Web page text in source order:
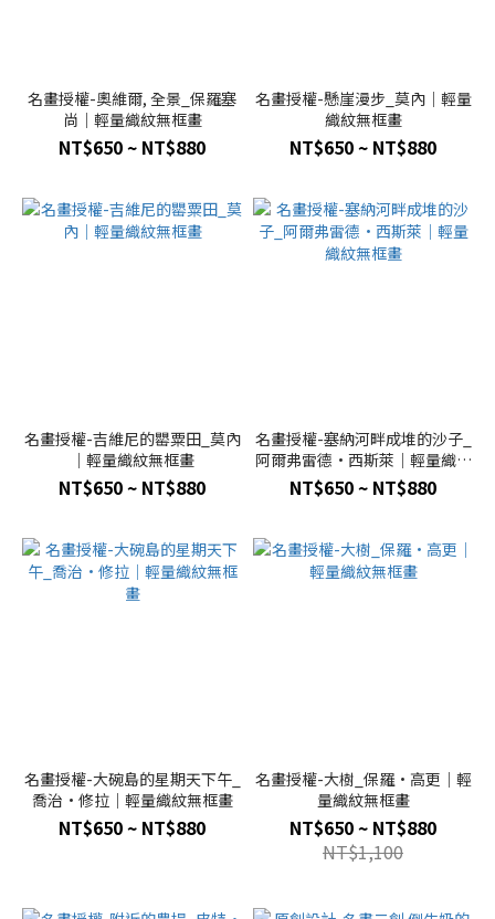
名畫授權-奧維爾, 全景_保羅塞
尚｜輕量織紋無框畫
NT$650 ~ NT$880
名畫授權-懸崖漫步_莫內｜輕量
織紋無框畫
NT$650 ~ NT$880
名畫授權-吉維尼的罌粟田_莫內
｜輕量織紋無框畫
NT$650 ~ NT$880
名畫授權-塞納河畔成堆的沙子_
阿爾弗雷德·西斯萊｜輕量織紋
無框畫
NT$650 ~ NT$880
名畫授權-大碗島的星期天下午_
喬治·修拉｜輕量織紋無框畫
NT$650 ~ NT$880
名畫授權-大樹_保羅·高更｜輕
量織紋無框畫
NT$650 ~ NT$880
NT$1,100